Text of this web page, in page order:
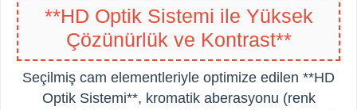
**HD Optik Sistemi ile Yüksek
Çözünürlük ve Kontrast**
Seçilmiş cam elementleriyle optimize edilen **HD
Optik Sistemi**, kromatik aberasyonu (renk